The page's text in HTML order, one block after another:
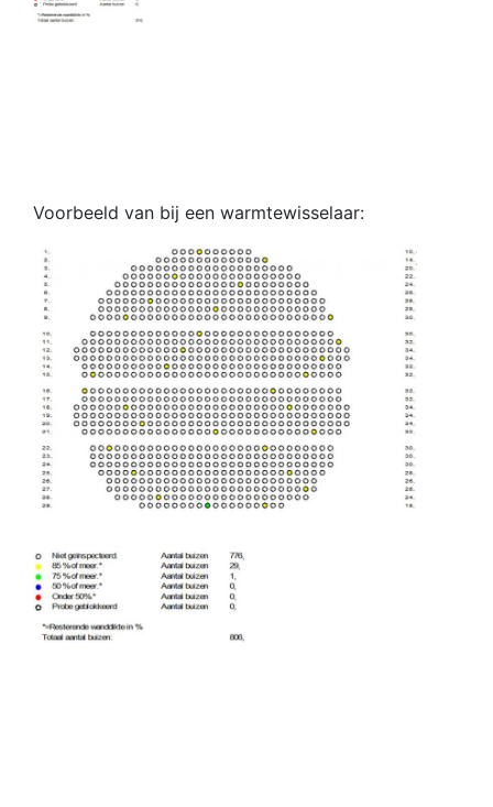
Voorbeeld van bij een warmtewisselaar: